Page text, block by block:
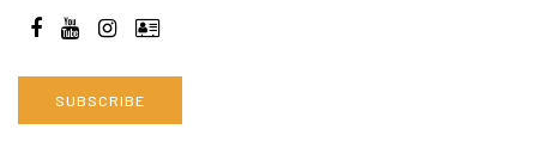
SUBSCRIBE